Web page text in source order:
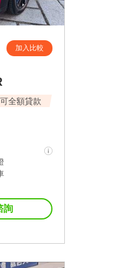
加入比較
全額貸款
詢